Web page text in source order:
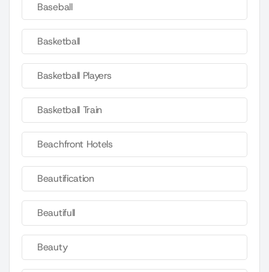
Baseball
Basketball
Basketball Players
Basketball Train
Beachfront Hotels
Beautification
Beautifull
Beauty